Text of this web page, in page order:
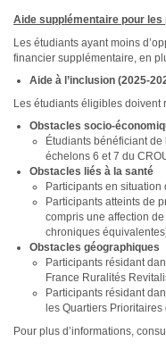
Aide supplémentaire pour
Les étudiants ayant moins
financier supplémentaire, en
Aide à l’inclusion (2025-
Les étudiants éligibles doivent
Obstacles socio-
Étudiants bénéficiant
échelons 6 et 7 du
Obstacles liés à la santé
Participants en situation
Participants atteints de
compris une affection
chroniques
Obstacles géographiques
Participants résidant
France Ruralités
Participants résidant
les Quartiers
Pour plus d’informations,